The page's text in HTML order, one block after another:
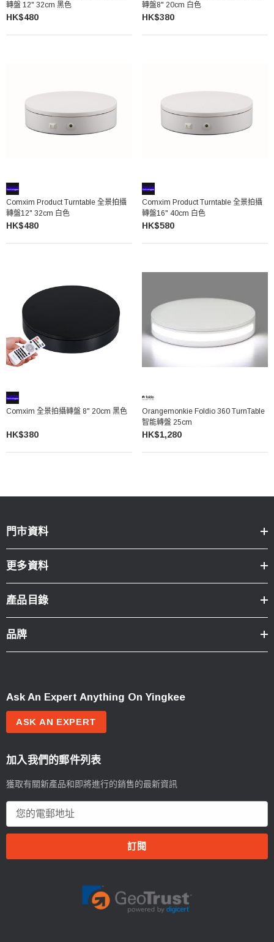
轉盤 12" 32cm 黑色
HK$480
轉盤8" 20cm 白色
HK$380
Comxim Product Turntable 全景拍攝
轉盤12" 32cm 白色
HK$480
Comxim Product Turntable 全景拍攝
轉盤16" 40cm 白色
HK$580
Comxim 全景拍攝轉盤 8" 20cm 黑色
HK$380
Orangemonkie Foldio 360 TurnTable
智能轉盤 25cm
HK$1,280
門市資料
更多資料
產品目錄
品牌
Ask An Expert Anything On Yingkee
ASK AN EXPERT
加入我們的郵件列表
獲取有關新產品和即將進行的銷售的最新資訊
郵